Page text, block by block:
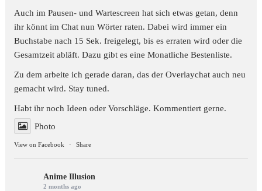
Auch im Pausen- und Wartescreen hat sich etwas getan, denn
ihr könnt im Chat nun Wörter raten. Dabei wird immer ein
Buchstabe nach 15 Sek. freigelegt, bis es erraten wird oder die
Gesamtzeit abläft. Dazu gibt es eine Monatliche Bestenliste.
Zu dem arbeite ich gerade daran, das der Overlaychat auch neu
gemacht wird. Stay tuned.
Habt ihr noch Ideen oder Vorschläge. Kommentiert gerne.
Photo
View on Facebook · Share
Anime Illusion
2 months ago